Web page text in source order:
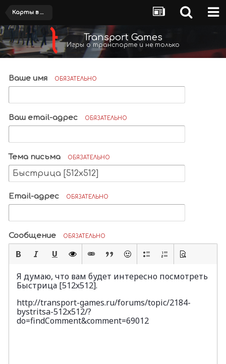
Карты в разработке
Transport Games
Игры о транспорте и не только
Ваше имя ОБЯЗАТЕЛЬНО
Ваш email-адрес ОБЯЗАТЕЛЬНО
Тема письма ОБЯЗАТЕЛЬНО
Email-адрес ОБЯЗАТЕЛЬНО
Сообщение ОБЯЗАТЕЛЬНО
Я думаю, что вам будет интересно посмотреть
Быстрица [512x512].
http://transport-games.ru/forums/topic/2184-
bystritsa-512x512/?
do=findComment&comment=69012